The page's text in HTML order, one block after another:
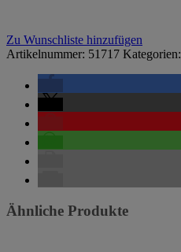
Zu Wunschliste hinzufügen
Artikelnummer: 51717 Kategorien:
Ähnliche Produkte